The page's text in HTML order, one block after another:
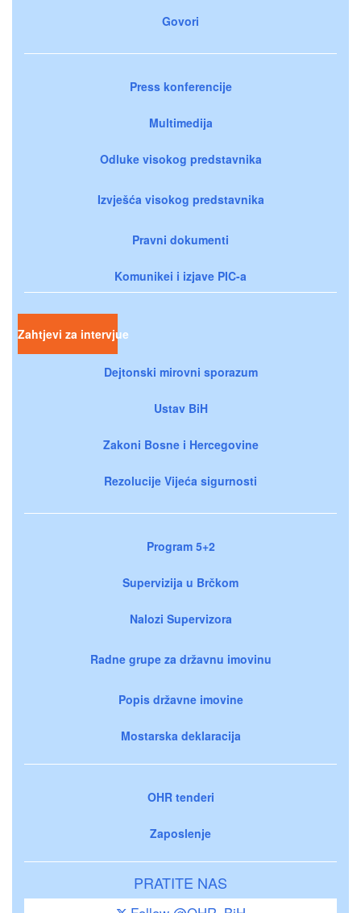
Govori
Press konferencije
Multimedija
Odluke visokog predstavnika
Izvješća visokog predstavnika
Pravni dokumenti
Komunikei i izjave PIC-a
Zahtjevi za intervjue
Dejtonski mirovni sporazum
Ustav BiH
Zakoni Bosne i Hercegovine
Rezolucije Vijeća sigurnosti
Program 5+2
Supervizija u Brčkom
Nalozi Supervizora
Radne grupe za državnu imovinu
Popis državne imovine
Mostarska deklaracija
OHR tenderi
Zaposlenje
PRATITE NAS